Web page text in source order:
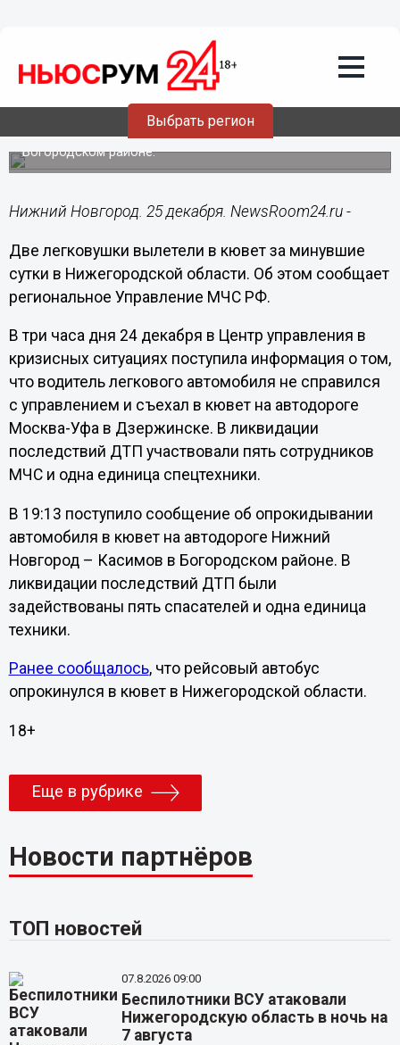
Выбрать регион
25.12.201610:09
Две легковушки вылетели в кювет в
Нижегородской области
ДТП произошли минувшим днем в Дзержинске и
Богородском районе.
Нижний Новгород. 25 декабря. NewsRoom24.ru -
Две легковушки вылетели в кювет за минувшие
сутки в Нижегородской области. Об этом сообщает
региональное Управление МЧС РФ.
В три часа дня 24 декабря в Центр управления в
кризисных ситуациях поступила информация о том,
что водитель легкового автомобиля не справился
с управлением и съехал в кювет на автодороге
Москва-Уфа в Дзержинске. В ликвидации
последствий ДТП участвовали пять сотрудников
МЧС и одна единица спецтехники.
В 19:13 поступило сообщение об опрокидывании
автомобиля в кювет на автодороге Нижний
Новгород – Касимов в Богородском районе. В
ликвидации последствий ДТП были
задействованы пять спасателей и одна единица
техники.
Ранее сообщалось, что рейсовый автобус
опрокинулся в кювет в Нижегородской области.
18+
Еще в рубрике
Новости партнёров
ТОП новостей
07.8.2026 09:00
Беспилотники ВСУ атаковали
Нижегородскую область в ночь на
7 августа